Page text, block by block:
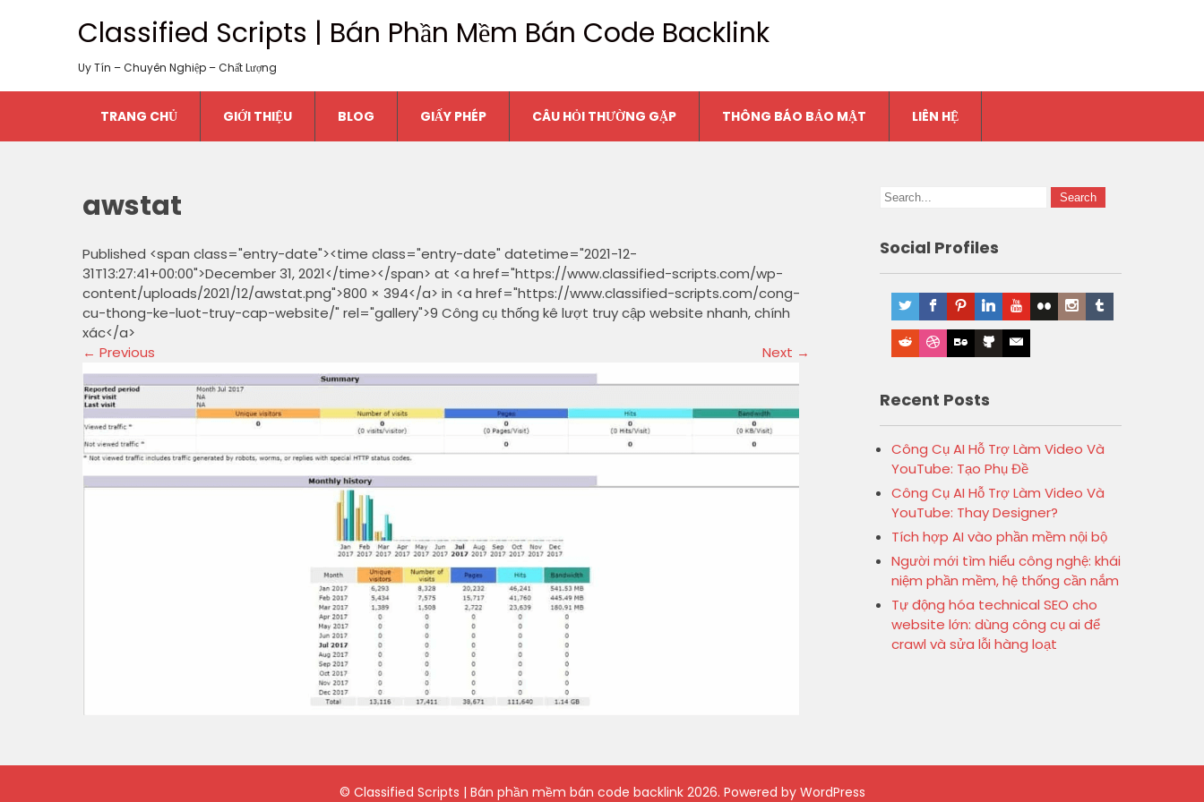
Classified Scripts | Bán Phần Mềm Bán Code Backlink
Uy Tín – Chuyên Nghiệp – Chất Lượng
TRANG CHỦ GIỚI THIỆU BLOG GIẤY PHÉP CÂU HỎI THƯỜNG GẶP THÔNG BÁO BẢO MẬT LIÊN HỆ
awstat
Published <span class="entry-date"><time class="entry-date" datetime="2021-12-
31T13:27:41+00:00">December 31, 2021</time></span> at <a href="https://www.classified-scripts.com/wp-
content/uploads/2021/12/awstat.png">800 × 394</a> in <a href="https://www.classified-scripts.com/cong-
cu-thong-ke-luot-truy-cap-website/" rel="gallery">9 Công cụ thống kê lượt truy cập website nhanh, chính
xác</a>
← Previous Next →
Social Profiles
Recent Posts
Công Cụ AI Hỗ Trợ Làm Video Và
YouTube: Tạo Phụ Đề
Công Cụ AI Hỗ Trợ Làm Video Và
YouTube: Thay Designer?
Tích hợp AI vào phần mềm nội bộ
Người mới tìm hiểu công nghệ: khái
niệm phần mềm, hệ thống cần nắm
Tự động hóa technical SEO cho
website lớn: dùng công cụ ai để
crawl và sửa lỗi hàng loạt
© Classified Scripts | Bán phần mềm bán code backlink2026. Powered by WordPress